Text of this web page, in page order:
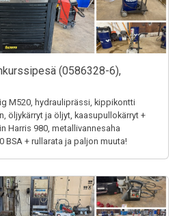
(0586328-6),
M520, hydrauliprässi, kippikontti
öljykärryt ja öljyt, kaasupullokärryt +
Harris 980, metallivannesaha
BSA + rullarata ja paljon muuta!